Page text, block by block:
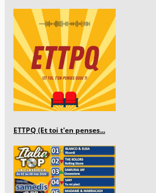
ETTPQ (Et toi t'en penses...